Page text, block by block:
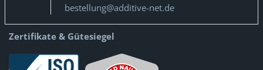
bestellung@additive-net.de
Zertifikate & Gütesiegel